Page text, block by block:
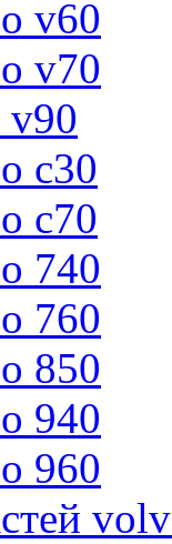
v60
v70
v90
c30
c70
740
760
850
940
960